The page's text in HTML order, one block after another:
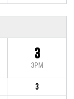
3
3PM
3